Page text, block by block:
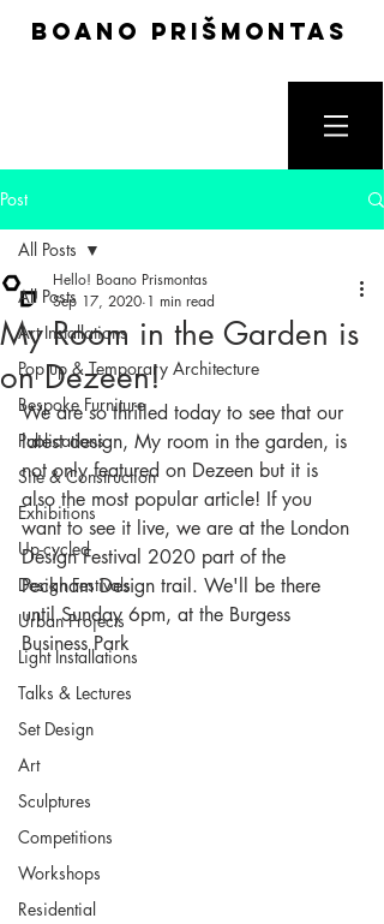
boano prišmontas
Post
All Posts
Art Installations
Pop up & Temporary Architecture
Bespoke Furniture
Publications
Site & Construction
Exhibitions
Up-cycled
Design Festivals
Urban Projects
Light Installations
Talks & Lectures
Set Design
Art
Sculptures
Competitions
Workshops
Residential
All Posts
My Room in the Garden is
on Dezeen!
Hello! Boano Prismontas
Sep 17, 2020 1 min read
We are so thrilled today to see that our
latest design, My room in the garden, is
not only featured on Dezeen but it is
also the most popular article! If you
want to see it live, we are at the London
Design Festival 2020 part of the
Peckham Design trail. We'll be there
until Sunday 6pm, at the Burgess
Business Park